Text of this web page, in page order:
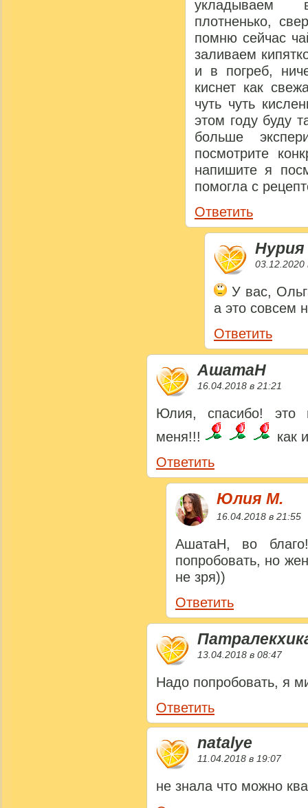
укладываем
плотненько,
помню сейчас
заливаем
и в погреб,
киснет как
чуть чуть
этом году буду
больше
посмотрите
напишите я
помогла с
Ответить
Нурия
03.12.2020
У вас,
а это совсем
Ответить
АшатаН
16.04.2018 в 21:21
Юлия, спасибо! это
меня!!!
как
Ответить
Юлия M.
16.04.2018 в 21:55
АшатаН, во
попробовать, но
не зря))
Ответить
13.04.2018 в 08:47
Надо попробовать, я
Ответить
natalye
11.04.2018 в 19:07
не знала что можно